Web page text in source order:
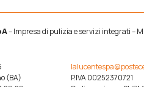
– Impresa di pulizia e servizi integrati –
(BA)
P.IVA 00252370721